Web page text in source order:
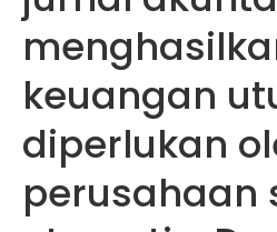
keuangan
diperlukan
perusahaan